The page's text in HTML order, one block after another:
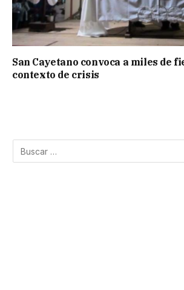
San Cayetano convoca a miles de
contexto de crisis